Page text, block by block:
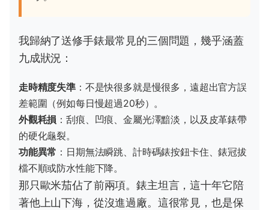
我歸納了送修手錶最常見的三個問題，幾乎涵蓋
九成狀況：
走時精度失準：不是快很多就是慢很多，遠超出官方誤
差範圍（例如每日慢超過20秒）。
外觀耗損 ：刮痕、凹痕、金屬光澤黯淡，以及皮革錶帶
的硬化龜裂。
功能異常 ：日期無法瞬跳、計時碼錶按鈕卡住、錶冠拔
檔不順或防水性能下降。
那只歐米茄佔了前兩項。錶主坦言，這十年它陪
著他上山下海，從沒進過廠。這很常見，也是保